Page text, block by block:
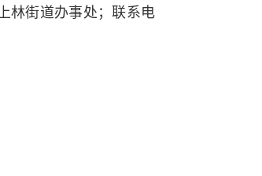
林街道办事处；联系电